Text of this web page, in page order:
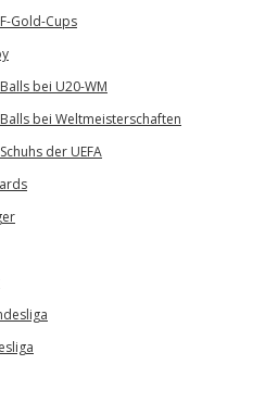
Gold-Cups
bei U20-WM
bei Weltmeisterschaften
der UEFA